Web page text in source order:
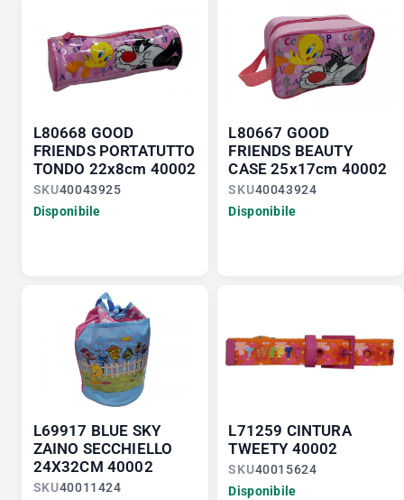
L80668 GOOD
FRIENDS PORTATUTTO
TONDO 22x8cm 40002
SKU40043925
Disponibile
L80667 GOOD
FRIENDS BEAUTY
CASE 25x17cm 40002
SKU40043924
Disponibile
L69917 BLUE SKY
ZAINO SECCHIELLO
24X32CM 40002
SKU40011424
L71259 CINTURA
TWEETY 40002
SKU40015624
Disponibile